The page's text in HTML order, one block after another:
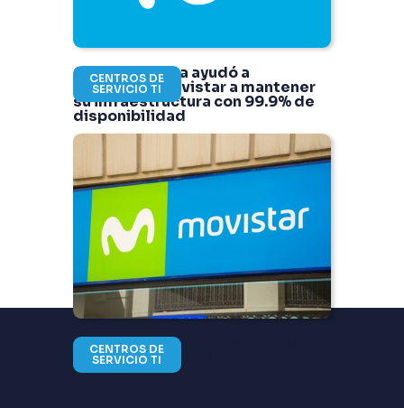
CENTROS DE
SERVICIO TI
Cómo Getecsa ayudó a
Telefónica Movistar a mantener
su infraestructura con 99.9% de
disponibilidad
CENTROS DE
SERVICIO TI
Migración a herramienta GLPI
para ahorrar con Movistar